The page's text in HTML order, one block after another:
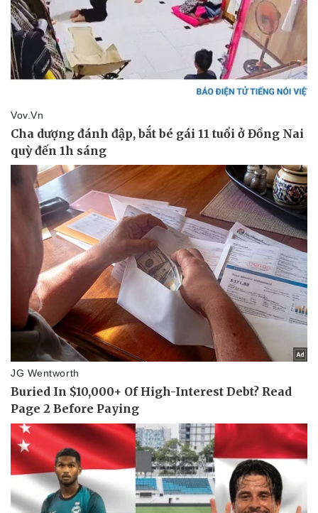
Pháp luật
Vụ án
Tin nóng
Tư vấn luật
Vũ khí
Việt Nam
Phân tích